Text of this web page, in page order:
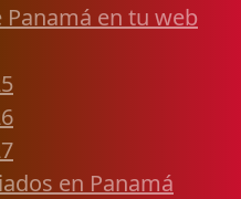
en tu web
en Panamá